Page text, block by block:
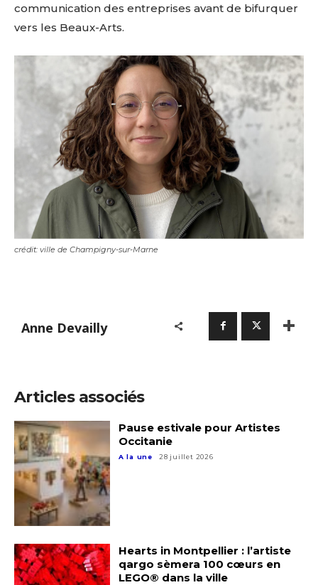
Adresse email*
Nom
Prénom
Statut / Organisation
J'accepte lestermes et conditions
Adresse email*
Nom
communication des entreprises avant de bifurquer
vers les Beaux-Arts.
crédit: ville de Champigny-sur-Marne
Anne Devailly
Articles associés
Pause estivale pour Artistes
Occitanie
A la une 28 juillet 2026
Hearts in Montpellier : l’artiste
qargo sèmera 100 cœurs en
LEGO® dans la ville